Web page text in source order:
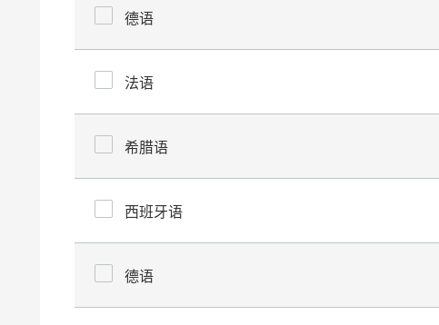
德语
法语
希腊语
西班牙语
德语